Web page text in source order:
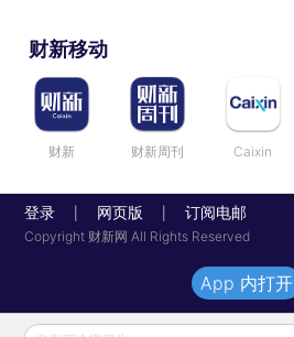
财新移动
财新 财新周刊 Caixin
登录 网页版 订阅电邮
Copyright 财新网 All Rights Reserved
App 内打开